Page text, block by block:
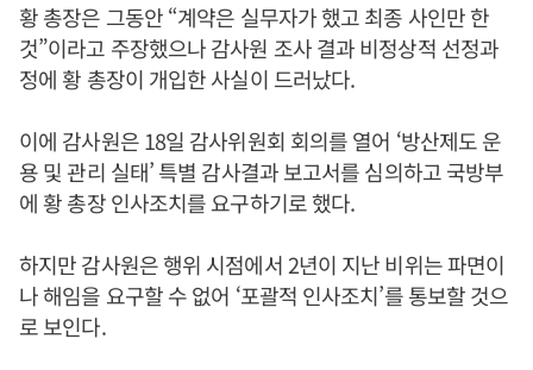
황 총장은 그동안 “계약은 실무자가 했고 최종 사인만 한
것”이라고 주장했으나 감사원 조사 결과 비정상적 선정과
정에 황 총장이 개입한 사실이 드러났다.
이에 감사원은 18일 감사위원회 회의를 열어 ‘방산제도 운
용 및 관리 실태’ 특별 감사결과 보고서를 심의하고 국방부
에 황 총장 인사조치를 요구하기로 했다.
하지만 감사원은 행위 시점에서 2년이 지난 비위는 파면이
나 해임을 요구할 수 없어 ‘포괄적 인사조치’를 통보할 것으
로 보인다.